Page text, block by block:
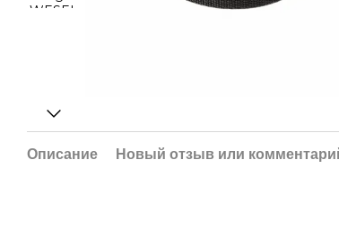
Описание Новый отзыв или